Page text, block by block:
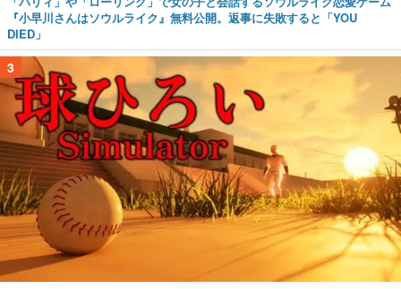
『小早川さんはソウルライク』無料公開。返事に失敗すると「YOU
DIED」
3